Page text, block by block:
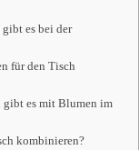
es bei der
für den Tisch
gibt es mit Blumen im
kombinieren?